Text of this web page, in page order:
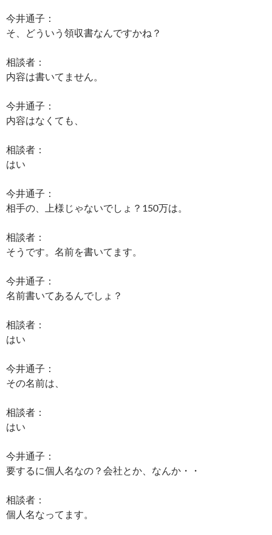
今井通子：
そ、どういう領収書なんですかね？
相談者：
内容は書いてません。
今井通子：
内容はなくても、
相談者：
はい
今井通子：
相手の、上様じゃないでしょ？150万は。
相談者：
そうです。名前を書いてます。
今井通子：
名前書いてあるんでしょ？
相談者：
はい
今井通子：
その名前は、
相談者：
はい
今井通子：
要するに個人名なの？会社とか、なんか・・
相談者：
個人名なってます。